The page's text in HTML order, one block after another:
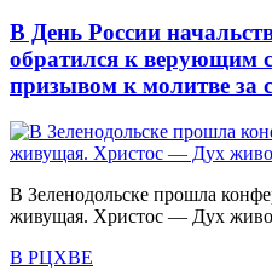
В День России
обратился к верующим
призывом к молитве за
В Зеленодольске прошла
живущая. Христос — Дух
В РЦХВЕ